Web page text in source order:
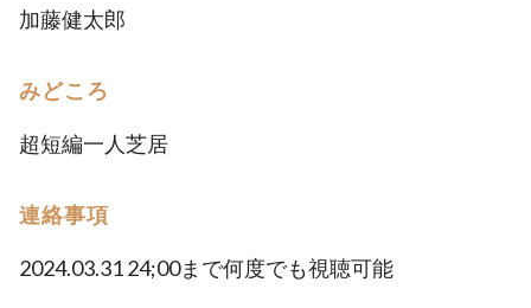
加藤健太郎
みどころ
超短編一人芝居
連絡事項
2024.03.31 24;00まで何度でも視聴可能